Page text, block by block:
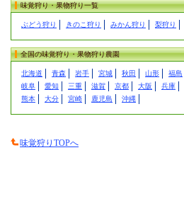
味覚狩り・果物狩り一覧
ぶどう狩り きのこ狩り みかん狩り 梨狩り
全国の味覚狩り・果物狩り農園
北海道 青森 岩手 宮城 秋田 山形 福島
岐阜
愛知 三重 滋賀 京都 大阪 兵庫
熊本
大分 宮崎 鹿児島 沖縄
味覚狩りTOPへ